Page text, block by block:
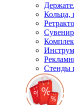
Кольца,
Стенды